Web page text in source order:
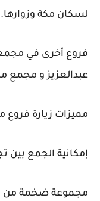
لسكان مكة وزوارها.
فروع أخرى في
عبدالعزيز و مجمع
مميزات زيارة فروع
إمكانية الجمع بين
مجموعة ضخمة من